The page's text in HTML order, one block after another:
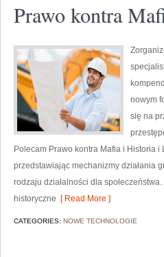
Prawo kontra
nowym
się na
Polecam Prawo kontra Mafia i Historia
przedstawiając mechanizmy działania
rodzaju działalności dla
historyczne [ Read More ]
CATEGORIES: NOWE TECHNOLOGIE